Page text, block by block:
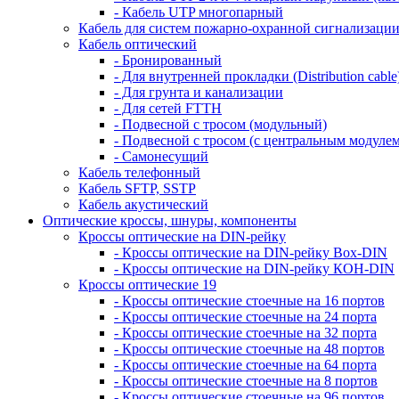
- Кабель UTP многопарный
Кабель для систем пожарно-охранной сигнализации
Кабель оптический
- Бронированный
- Для внутренней прокладки (Distribution
- Для грунта и канализации
- Для сетей FTTH
- Подвесной с тросом (модульный)
- Подвесной с тросом (с центральным
- Самонесущий
Кабель телефонный
Кабель SFTP, SSTP
Кабель акустический
Оптические кроссы, шнуры, компоненты
Кроссы оптические на DIN-рейку
- Кроссы оптические на DIN-рейку Box-DIN
- Кроссы оптические на DIN-рейку КОН-DIN
Кроссы оптические 19
- Кроссы оптические стоечные на 16 портов
- Кроссы оптические стоечные на 24 порта
- Кроссы оптические стоечные на 32 порта
- Кроссы оптические стоечные на 48 портов
- Кроссы оптические стоечные на 64 порта
- Кроссы оптические стоечные на 8 портов